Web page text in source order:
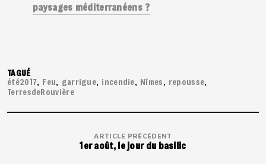
paysages méditerranéens ?
TAGUÉ
été2017 Feu garrigue incendie Nîmes
repousse
TerresdeRouvière
ARTICLE PRÉCÉDENT
1er août, le jour du basilic